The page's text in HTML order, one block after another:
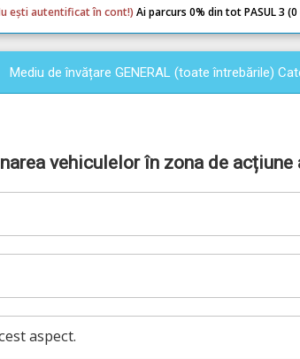
ești autentificat în cont!) Ai parcurs 0% din tot PASUL 3
Mediu de învățare GENERAL (toate întrebările)
vehiculelor în zona de acțiune
aspect.